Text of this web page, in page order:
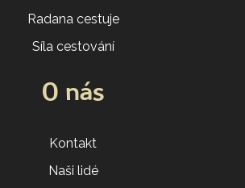
Radana cestuje
Síla cestování
O nás
Kontakt
Naši lidé